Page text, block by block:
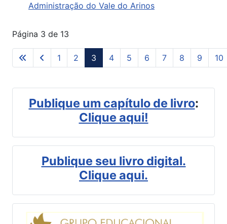
Administração do Vale do Arinos
Página 3 de 13
1 2 3 4 5 6 7 8 9 10
Publique um capítulo de livro:
Clique aqui!
Publique seu livro digital.
Clique aqui.